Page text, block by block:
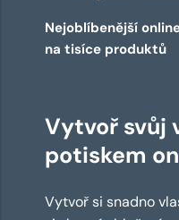
Nejoblíbenější
na tisíce produktů
Vytvoř svůj
potiskem
Vytvoř si snadno